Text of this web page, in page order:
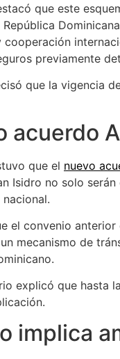
que este
cooperación
previamente
que la vigencia
acuerdo
que el nuevo
Isidro no solo
el convenio
mecanismo de
explicó que hasta
implica